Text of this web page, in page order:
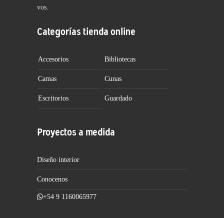
vos.
Categorías tienda online
Accesorios Bibliotecas
Camas Cunas
Escritorios Guardado
Proyectos a medida
Diseño interior
Conocenos
+54 9 1160065977